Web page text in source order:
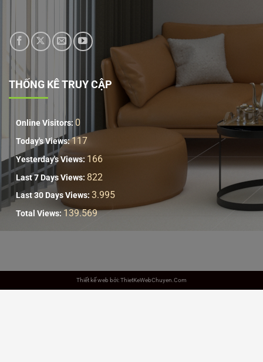
THỐNG KÊ TRUY CẬP
Online Visitors: 0
Today's Views:117
Yesterday's Views: 166
Last 7 Days Views: 822
Last 30 Days Views: 3.995
Total Views: 139.569
Thiết kế web bởi: ThietKeWebChuyen.Com